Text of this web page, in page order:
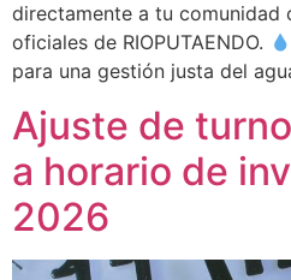
directamente a tu comunidad
oficiales de RIOPUTAENDO.
para una gestión justa del
Ajuste de
a horario de
2026